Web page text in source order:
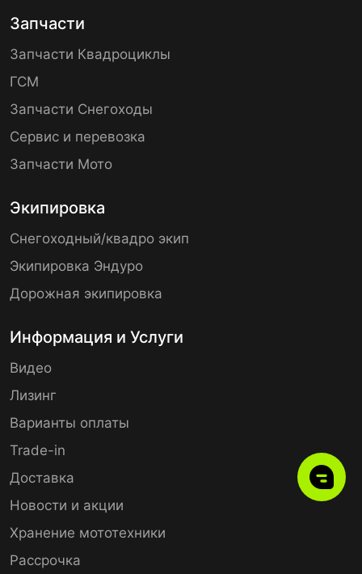
Запчасти
Запчасти Квадроциклы
ГСМ
Запчасти Снегоходы
Сервис и перевозка
Запчасти Мото
Экипировка
Снегоходный/квадро экип
Экипировка Эндуро
Дорожная экипировка
Информация и Услуги
Видео
Лизинг
Варианты оплаты
Trade-in
Доставка
Новости и акции
Хранение мототехники
Рассрочка